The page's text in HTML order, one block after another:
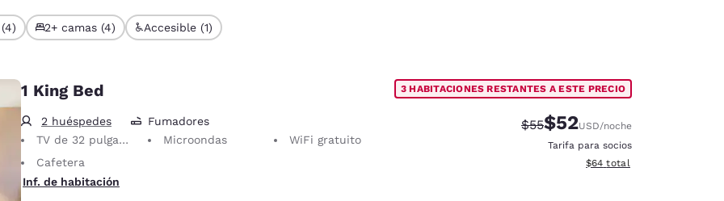
2+ camas (4) Accesible (1)
1 King Bed
2 huéspedes
Fumadores
TV de 32 pulgadas
Microondas
WiFi gratuito
Cafetera
Inf. de habitación
3 HABITACIONES RESTANTES A ESTE PRECIO
Precio tachado:
$55Precio con descuento:
$52USD/noche
Tarifa para socios
Ver detalles del total
$64 total